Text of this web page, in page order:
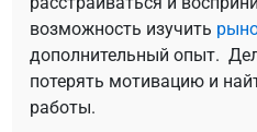
возможность изучить
дополнительный опыт.
потерять мотивацию и
работы.